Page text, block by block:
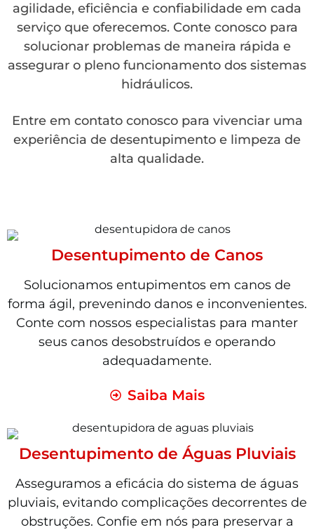
agilidade, eficiência e confiabilidade em cada
serviço que oferecemos. Conte conosco para
solucionar problemas de maneira rápida e
assegurar o pleno funcionamento dos sistemas
hidráulicos.
Entre em contato conosco para vivenciar uma
experiência de desentupimento e limpeza de
alta qualidade.
Desentupimento de Canos
Solucionamos entupimentos em canos de
forma ágil, prevenindo danos e inconvenientes.
Conte com nossos especialistas para manter
seus canos desobstruídos e operando
adequadamente.
Saiba Mais
Desentupimento de Águas Pluviais
Asseguramos a eficácia do sistema de águas
pluviais, evitando complicações decorrentes de
obstruções. Confie em nós para preservar a